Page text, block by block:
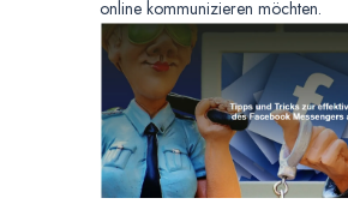
online kommunizieren möchten.